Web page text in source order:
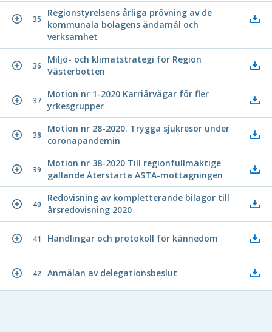
35
Regionstyrelsens årliga prövning av de
kommunala bolagens ändamål och
verksamhet
36
Miljö- och klimatstrategi för Region
Västerbotten
37
Motion nr 1-2020 Karriärvägar för fler
yrkesgrupper
38
Motion nr 28-2020. Trygga sjukresor under
coronapandemin
39
Motion nr 38-2020 Till regionfullmäktige
gällande Återstarta ASTA-mottagningen
40
Redovisning av kompletterande bilagor till
årsredovisning 2020
41 Handlingar och protokoll för kännedom
42 Anmälan av delegationsbeslut